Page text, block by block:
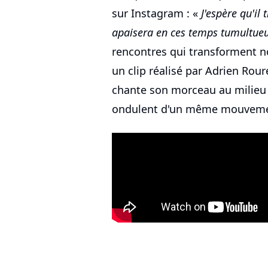
sur Instagram : « J'espère qu'il
apaisera en ces temps
rencontres qui transforment
un clip réalisé par Adrien
chante son morceau au
ondulent d'un même